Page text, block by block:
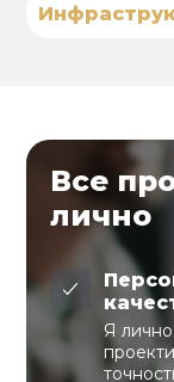
Все
лично
Я